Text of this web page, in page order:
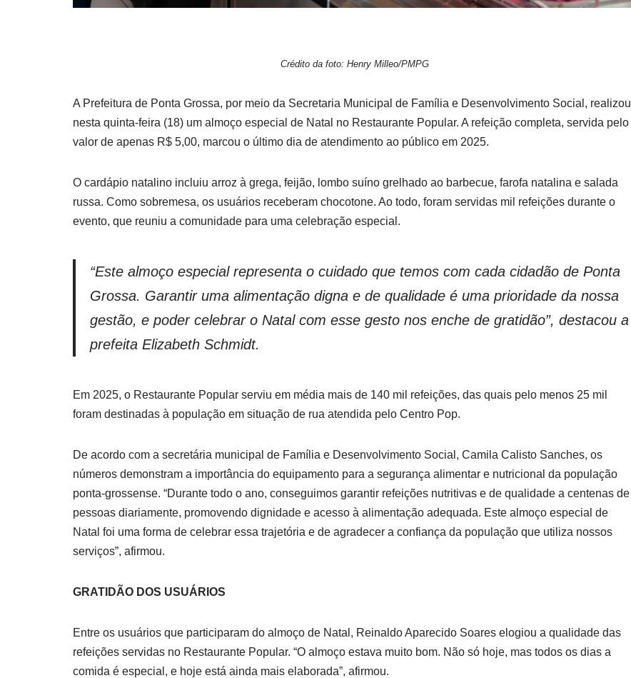
Crédito da foto: Henry Milleo/PMPG
A Prefeitura de Ponta Grossa, por meio da Secretaria Municipal de Família e Desenvolvimento Social, realizou
nesta quinta-feira (18) um almoço especial de Natal no Restaurante Popular. A refeição completa, servida pelo
valor de apenas R$ 5,00, marcou o último dia de atendimento ao público em 2025.
O cardápio natalino incluiu arroz à grega, feijão, lombo suíno grelhado ao barbecue, farofa natalina e salada
russa. Como sobremesa, os usuários receberam chocotone. Ao todo, foram servidas mil refeições durante o
evento, que reuniu a comunidade para uma celebração especial.
“Este almoço especial representa o cuidado que temos com cada cidadão de Ponta
Grossa. Garantir uma alimentação digna e de qualidade é uma prioridade da nossa
gestão, e poder celebrar o Natal com esse gesto nos enche de gratidão”, destacou a
prefeita Elizabeth Schmidt.
Em 2025, o Restaurante Popular serviu em média mais de 140 mil refeições, das quais pelo menos 25 mil
foram destinadas à população em situação de rua atendida pelo Centro Pop.
De acordo com a secretária municipal de Família e Desenvolvimento Social, Camila Calisto Sanches, os
números demonstram a importância do equipamento para a segurança alimentar e nutricional da população
ponta-grossense. “Durante todo o ano, conseguimos garantir refeições nutritivas e de qualidade a centenas de
pessoas diariamente, promovendo dignidade e acesso à alimentação adequada. Este almoço especial de
Natal foi uma forma de celebrar essa trajetória e de agradecer a confiança da população que utiliza nossos
serviços”, afirmou.
GRATIDÃO DOS USUÁRIOS
Entre os usuários que participaram do almoço de Natal, Reinaldo Aparecido Soares elogiou a qualidade das
refeições servidas no Restaurante Popular. “O almoço estava muito bom. Não só hoje, mas todos os dias a
comida é especial, e hoje está ainda mais elaborada”, afirmou.